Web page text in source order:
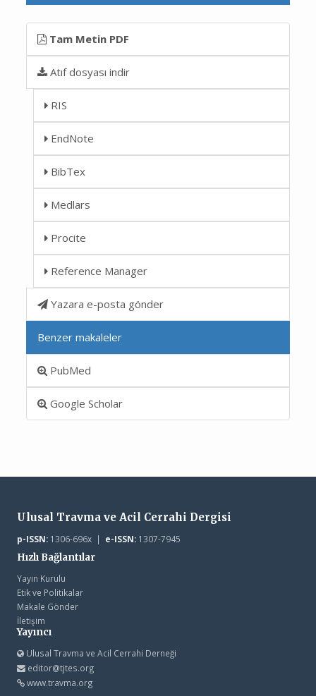
Tam Metin PDF
Atıf dosyası indir
RIS
EndNote
BibTex
Medlars
Procite
Reference Manager
Yazara e-posta gönder
Benzer makaleler
PubMed
Google Scholar
Ulusal Travma ve Acil Cerrahi Dergisi
p-ISSN:1306-696x | e-ISSN:1307-7945
Hızlı Bağlantılar
Yayın Kurulu
Etik ve Politikalar
Makale Gönder
İletişim
Yayıncı
Ulusal Travma ve Acil Cerrahi Derneği
editor@tjtes.org
www.travma.org